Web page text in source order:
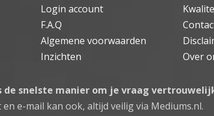
Login account
F.A.Q
Algemene voorwaarden
Inzichten Over
de snelste manier om je vraag
e-mail kan ook, altijd veilig via Mediums.nl.